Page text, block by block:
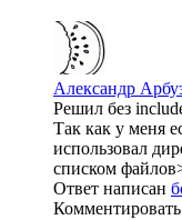
Александр
Решил без
Так как у меня
использовал
списком
Ответ написан
Комментировать